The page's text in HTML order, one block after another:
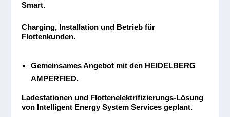
Smart.
Charging, Installation und Betrieb für
Flottenkunden.
Gemeinsames Angebot mit den HEIDELBERG
AMPERFIED.
Ladestationen und Flottenelektrifizierungs-Lösung
von Intelligent Energy System Services geplant.